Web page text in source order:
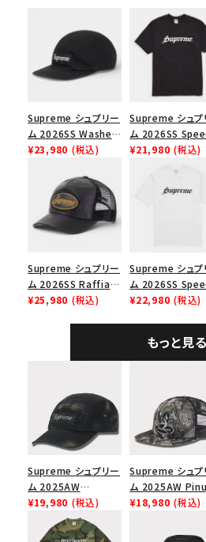
並び順
価格から探す
円 ～
在庫のない商品を
Supreme シュプリー
ム 2026SS Washed
Chino Twill Camp
ノツイル キャンプキャ
ップ ブラック
¥23,980 (税込)
Supreme シュプ
ム 2026SS
Tee スピードTシ
¥21,980 (税込)
Supreme シュプリー
ム 2026SS Raffia
Mesh Back 5-Panel
¥25,980 (税込)
Supreme シュプ
ム 2026SS
Tee スピードTシ
¥22,980 (税込)
もっと見る
Supreme シュプリー
ム 2025AW
Overdyed Camp
Cap オーバーダイド
キャンプキャップ ブ
¥19,980 (税込)
Supreme シュプ
ム 2025AW
Mesh Back 5-
ュバック 5パネル
¥18,980 (税込)